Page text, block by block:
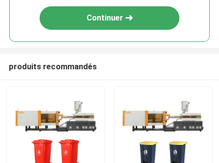
Continuer
produits recommandés